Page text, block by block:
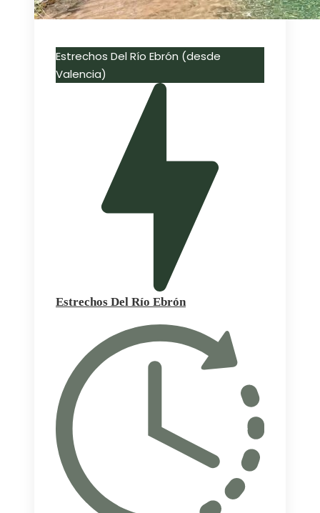
Estrechos Del Río Ebrón (desde
Valencia)
Estrechos Del Río Ebrón